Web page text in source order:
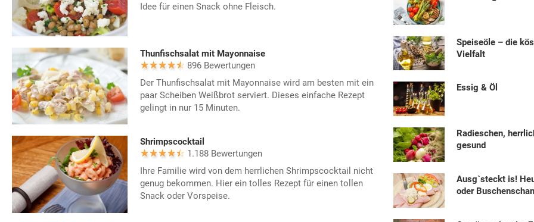
Idee für einen Snack ohne Fleisch.
Thunfischsalat mit Mayonnaise
896 Bewertungen
Der Thunfischsalat mit Mayonnaise wird am besten mit ein
paar Scheiben Weißbrot serviert. Dieses einfache Rezept
gelingt in nur 15 Minuten.
Shrimpscocktail
1.188 Bewertungen
Ihre Familie wird von dem herrlichen Shrimpscocktail nicht
genug bekommen. Hier ein tolles Rezept für einen tollen
Snack oder Vorspeise.
Speiseöle – die
Vielfalt
Essig & Öl
Radieschen,
gesund
Ausg`steckt is!
oder